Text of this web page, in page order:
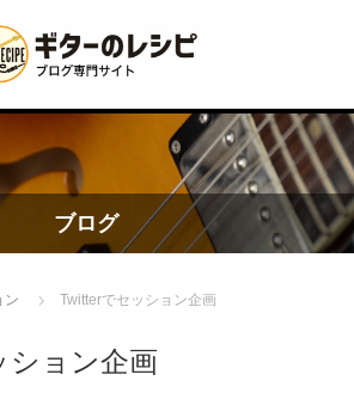
ブログ
ン Twitterでセッション企画
ション企画